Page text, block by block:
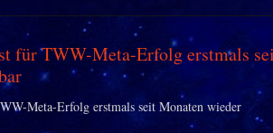
für TWW-Meta-Erfolg erstmals